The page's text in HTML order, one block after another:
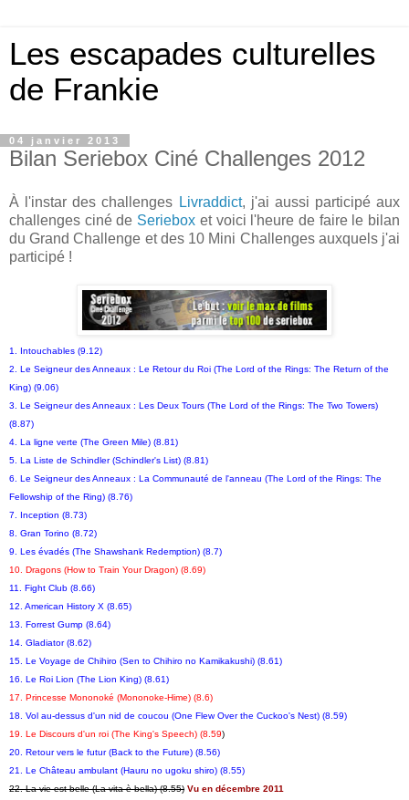
Les escapades culturelles
de Frankie
04 janvier 2013
Bilan Seriebox Ciné Challenges 2012
À l'instar des challenges Livraddict, j'ai aussi participé aux
challenges ciné de Seriebox et voici l'heure de faire le bilan
du Grand Challenge et des 10 Mini Challenges auxquels j'ai
participé !
1. Intouchables (9.12)
2. Le Seigneur des Anneaux : Le Retour du Roi (The Lord of the Rings: The Return of the
King) (9.06)
3. Le Seigneur des Anneaux : Les Deux Tours (The Lord of the Rings: The Two Towers)
(8.87)
4. La ligne verte (The Green Mile) (8.81)
5. La Liste de Schindler (Schindler's List) (8.81)
6. Le Seigneur des Anneaux : La Communauté de l'anneau (The Lord of the Rings: The
Fellowship of the Ring) (8.76)
7. Inception (8.73)
8. Gran Torino (8.72)
9. Les évadés (The Shawshank Redemption) (8.7)
10. Dragons (How to Train Your Dragon) (8.69)
11. Fight Club (8.66)
12. American History X (8.65)
13. Forrest Gump (8.64)
14. Gladiator (8.62)
15. Le Voyage de Chihiro (Sen to Chihiro no Kamikakushi) (8.61)
16. Le Roi Lion (The Lion King) (8.61)
17. Princesse Mononoké (Mononoke-Hime) (8.6)
18. Vol au-dessus d'un nid de coucou (One Flew Over the Cuckoo's Nest) (8.59)
19. Le Discours d'un roi (The King's Speech) (8.59)
20. Retour vers le futur (Back to the Future) (8.56)
21. Le Château ambulant (Hauru no ugoku shiro) (8.55)
22. La vie est belle (La vita è bella) (8.55) Vu en décembre 2011